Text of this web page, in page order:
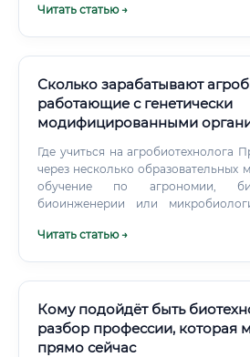
Читать статью →
Сколько зарабатывают
работающие с генетически
модифицированными
Где учиться на агробиотехнолога
через несколько
обучение по агрономии,
биоинженерии или
Читать статью →
Кому подойдёт быть
разбор профессии, которая
прямо сейчас